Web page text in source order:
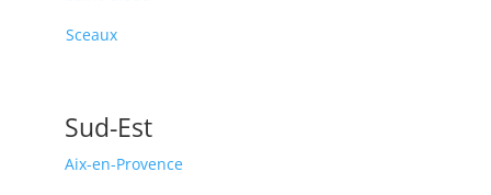
Sceaux
Sud-Est
Aix-en-Provence